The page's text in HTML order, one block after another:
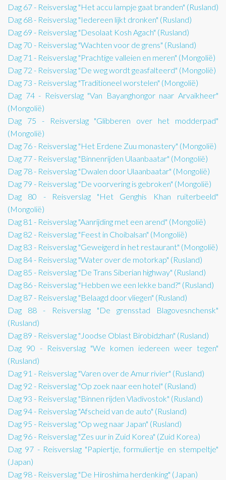
Dag 67 - Reisverslag "Het accu lampje gaat branden" (Rusland)
Dag 68 - Reisverslag "Iedereen lijkt dronken" (Rusland)
Dag 69 - Reisverslag "Desolaat Kosh Agach" (Rusland)
Dag 70 - Reisverslag "Wachten voor de grens" (Rusland)
Dag 71 - Reisverslag "Prachtige valleien en meren" (Mongolië)
Dag 72 - Reisverslag "De weg wordt geasfalteerd" (Mongolië)
Dag 73 - Reisverslag "Traditioneel worstelen" (Mongolië)
Dag 74 - Reisverslag "Van Bayanghongor naar Arvaikheer"
(Mongolië)
Dag 75 - Reisverslag "Glibberen over het modderpad"
(Mongolië)
Dag 76 - Reisverslag "Het Erdene Zuu monastery" (Mongolië)
Dag 77 - Reisverslag "Binnenrijden Ulaanbaatar" (Mongolië)
Dag 78 - Reisverslag "Dwalen door Ulaanbaatar" (Mongolië)
Dag 79 - Reisverslag "De voorvering is gebroken" (Mongolië)
Dag 80 - Reisverslag "Het Genghis Khan ruiterbeeld"
(Mongolië)
Dag 81 - Reisverslag "Aanrijding met een arend" (Mongolië)
Dag 82 - Reisverslag "Feest in Choibalsan" (Mongolië)
Dag 83 - Reisverslag "Geweigerd in het restaurant" (Mongolië)
Dag 84 - Reisverslag "Water over de motorkap" (Rusland)
Dag 85 - Reisverslag "De Trans Siberian highway" (Rusland)
Dag 86 - Reisverslag "Hebben we een lekke band?" (Rusland)
Dag 87 - Reisverslag "Belaagd door vliegen" (Rusland)
Dag 88 - Reisverslag "De grensstad Blagovesnchensk"
(Rusland)
Dag 89 - Reisverslag "Joodse Oblast Birobidzhan" (Rusland)
Dag 90 - Reisverslag "We komen iedereen weer tegen"
(Rusland)
Dag 91 - Reisverslag "Varen over de Amur rivier" (Rusland)
Dag 92 - Reisverslag "Op zoek naar een hotel" (Rusland)
Dag 93 - Reisverslag "Binnen rijden Vladivostok" (Rusland)
Dag 94 - Reisverslag "Afscheid van de auto" (Rusland)
Dag 95 - Reisverslag "Op weg naar Japan" (Rusland)
Dag 96 - Reisverslag "Zes uur in Zuid Korea" (Zuid Korea)
Dag 97 - Reisverslag "Papiertje, formuliertje en stempeltje"
(Japan)
Dag 98 - Reisverslag "De Hiroshima herdenking" (Japan)